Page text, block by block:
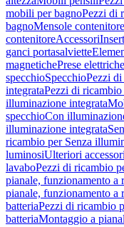
mobili per bagnoPezzi di
bagnoMensole contenitore
contenitoreAccessori
ganci portasalviette
magnetichePrese elettriche
specchioSpecchioPezzi
integrataPezzi di
illuminazione integrata
specchioCon
illuminazione integrata
ricambio per Senza
luminosiUlteriori accessori
lavaboPezzi di ricambio
pianale, funzionamento a
pianale, funzionamento a
batteriaPezzi di ricambio
batteriaMontaggio a